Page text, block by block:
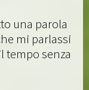
una parola
mi parlassi
tempo senza